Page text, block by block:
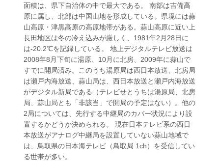
面積は、県下自治体の中で最大である。 南部は吉備高
原に属し、北部は中国山地を形成している。県境には蒜
山高原・津黒高原の高原地帯がある。蒜山高原に近い上
長田地区は冬の冷え込みが厳しく、1981年2月28日に
は-20.2℃を記録している。 地上デジタルテレビ放送は
2008年8月下旬に湯原、10月に北房、2009年に蒜山で
すでに開局済み。このうち湯原局は西日本放送、北房局
は瀬戸内海放送、蒜山局は、西日本放送と瀬戸内海放送
がデジタル新局である（テレビせとうちは湯原局、北房
局、蒜山局とも「非該当」で開局の予定はない）。他の
2局については、先行する中継局のカバー状況により設
置するかどうか決められる。 現在日本テレビ系の西日
本放送がアナログ中継局を設置していない蒜山地域で
は、鳥取県の日本海テレビ（鳥取局 1ch）を受信してい
る世帯が多い。